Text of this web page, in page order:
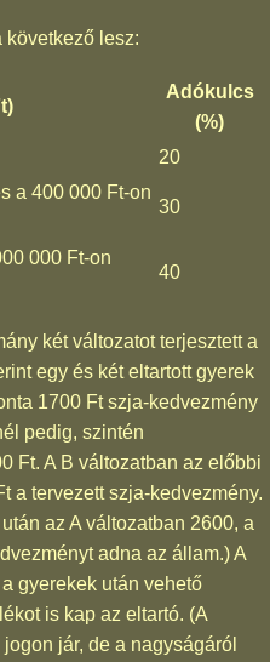
lesz:
Adókulcs
(%)
20
a 400 000 Ft-on
30
000 Ft-on
40
két változatot terjesztett a
egy és két eltartott gyerek
1700 Ft szja-kedvezmény
pedig, szintén
Ft. A B változatban az előbbi
a tervezett szja-kedvezmény.
az A változatban 2600, a
adna az állam.) A
gyerekek után vehető
is kap az eltartó. (A
jár, de a nagyságáról